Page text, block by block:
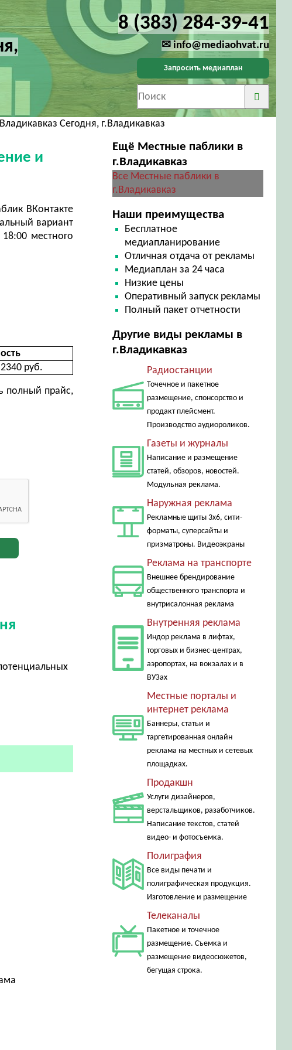
8 (383) 284-39-41
✉ info@mediaohvat.ru
Запросить медиаплан
Сегодня, г.Владикавказ
и
ВКонтакте
вариант
местного
2340 руб.
полный прайс,
Ещё Местные паблики в
г.Владикавказ
Все Местные паблики в
г.Владикавказ
Наши преимущества
Бесплатное
медиапланирование
Отличная отдача от рекламы
Медиаплан за 24 часа
Низкие цены
Оперативный запуск рекламы
Полный пакет отчетности
Другие виды рекламы в
г.Владикавказ
Радиостанции
Точечное и пакетное
размещение, спонсорство и
продакт плейсмент.
Производство аудиороликов.
Газеты и журналы
Написание и размещение
статей, обзоров, новостей.
Модульная реклама.
Наружная реклама
Рекламные щиты 3х6, сити-
форматы, суперсайты и
призматроны. Видеоэкраны
Реклама на транспорте
Внешнее брендирование
общественного транспорта и
внутрисалонная реклама
Внутренняя реклама
Индор реклама в лифтах,
торговых и бизнес-центрах,
аэропортах, на вокзалах и в
ВУЗах
Местные порталы и
интернет реклама
Баннеры, статьи и
таргетированная онлайн
реклама на местных и сетевых
площадках.
Продакшн
Услуги дизайнеров,
верстальщиков, разаботчиков.
Написание текстов, статей
видео- и фотосъемка.
Полиграфия
Все виды печати и
полиграфическая продукция.
Изготовление и размещение
Телеканалы
Пакетное и точечное
размещение. Съемка и
размещение видеосюжетов,
бегущая строка.